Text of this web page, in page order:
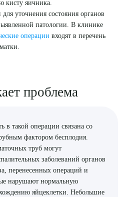
кисту яичника.
уточнения состояния органов
патологии. В клинике
операции входят в перечень
проблема
в такой операции связана со
фактором бесплодия.
труб могут
заболеваний органов
перенесенных операций и
нарушают нормальную
яйцеклетки. Небольшие